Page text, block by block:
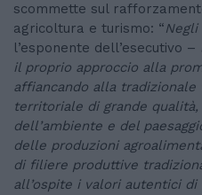
scommette sul
agricoltura e turismo: “
l’esponente dell’esecutivo –
il proprio approccio alla
affiancando alla tradizionale
territoriale di grande
dell’ambiente e del
delle produzioni
di filiere produttive
all’ospite i valori autentici di